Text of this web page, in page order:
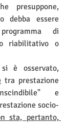
presuppone,
debba essere
di
riabilitativo o
è osservato,
tra prestazione
e
socio-
sta, pertanto,